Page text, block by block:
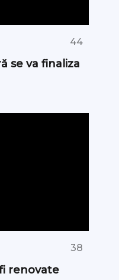
44
se va finaliza
38
renovate